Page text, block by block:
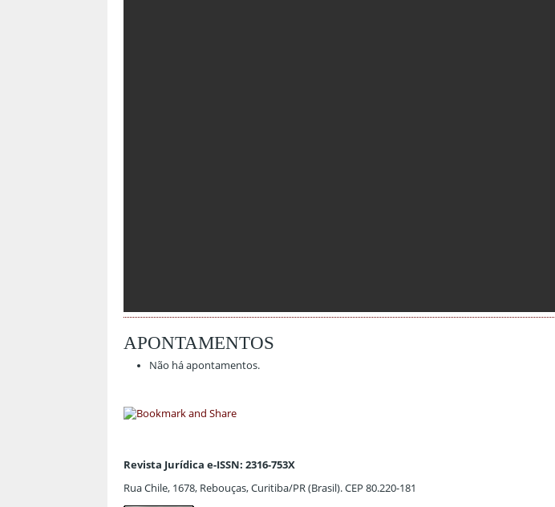
APONTAMENTOS
Não há apontamentos.
Revista Jurídica e-ISSN: 2316-753X
Rua Chile, 1678, Rebouças, Curitiba/PR (Brasil). CEP 80.220-181